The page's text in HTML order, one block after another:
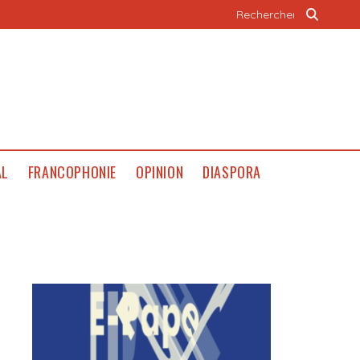
FRANCOPHONIE OPINION DIASPORA